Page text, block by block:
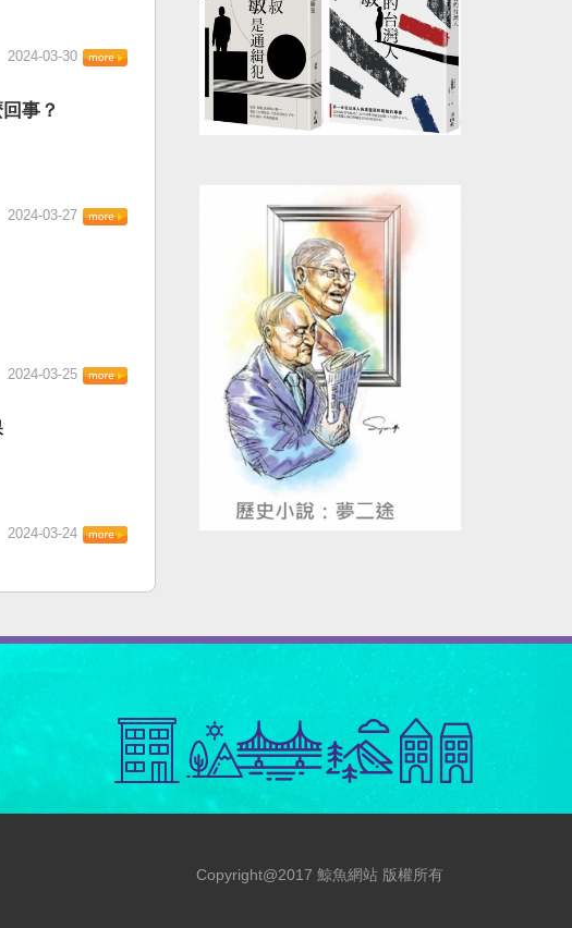
2024-03-30
事？
2024-03-27
2024-03-25
2024-03-24
Copyright@2017 鯨魚網站 版權所有